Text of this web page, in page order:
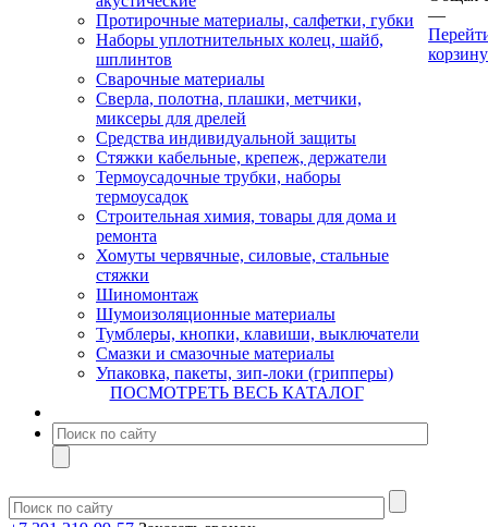
Протирочные материалы, салфетки, губки
Наборы уплотнительных колец, шайб,
шплинтов
Сварочные материалы
Сверла, полотна, плашки, метчики,
миксеры для дрелей
Средства индивидуальной защиты
Стяжки кабельные, крепеж, держатели
Термоусадочные трубки, наборы
термоусадок
Строительная химия, товары для дома и
ремонта
Хомуты червячные, силовые, стальные
стяжки
Шиномонтаж
Шумоизоляционные материалы
Тумблеры, кнопки, клавиши, выключатели
Смазки и смазочные материалы
Упаковка, пакеты, зип-локи (грипперы)
ПОСМОТРЕТЬ ВЕСЬ КАТАЛОГ
—
корзину